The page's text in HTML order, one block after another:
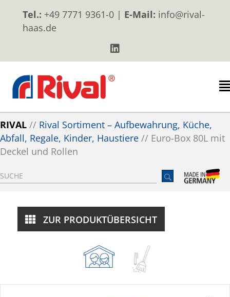
Tel.: +49 7771 9361-0 | E-Mail: info@rival-
haas.de
RIVAL // Rival Sortiment – Aufbewahrung, Küche,
Abfall, Regale, Kinder, Haustiere // Euro-Box 80L mit
Deckel und Rollen
ZUR PRODUKTÜBERSICHT